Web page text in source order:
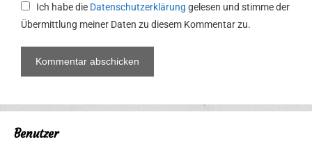
Ich habe die Datenschutzerklärung gelesen und stimme der
Übermittlung meiner Daten zu diesem Kommentar zu.
Benutzer